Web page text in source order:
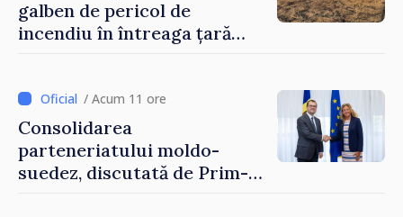
galben de pericol de
incendiu în întreaga țară
/ Acum 11 ore
Consolidarea
parteneriatului moldo-
suedez, discutată de Prim-